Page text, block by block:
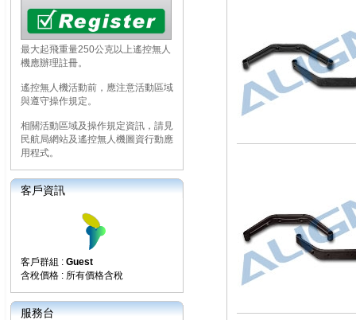
最大起飛重量250公克以上遙控無人
機應辦理註冊。
遙控無人機活動前，應注意活動區域
與遵守操作規定。
相關活動區域及操作規定資訊，請見
民航局網站及遙控無人機圖資行動應
用程式。
客戶資訊
客戶群組 : Guest
含稅價格 : 所有價格含稅
服務台